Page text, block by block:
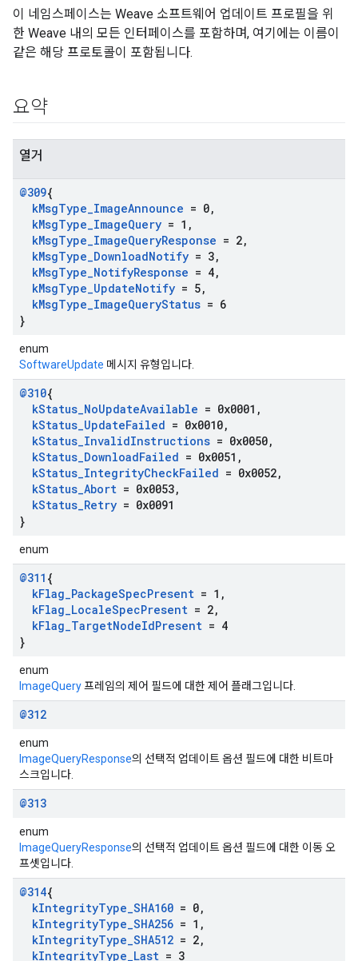
이 네임스페이스는 Weave 소프트웨어 업데이트 프로필을 위
한 Weave 내의 모든 인터페이스를 포함하며, 여기에는 이름이
같은 해당 프로토콜이 포함됩니다.
요약
열거
@309{
kMsgType_ImageAnnounce = 0,
kMsgType_ImageQuery = 1 ,
kMsgType_ImageQueryResponse = 2,
kMsgType_DownloadNotify = 3,
kMsgType_NotifyResponse = 4,
kMsgType_UpdateNotify = 5,
kMsgType_ImageQueryStatus = 6
}
enum
SoftwareUpdate 메시지 유형입니다.
@310{
kStatus_NoUpdateAvailable = 0x0001 ,
kStatus_UpdateFailed = 0x0010,
kStatus_InvalidInstructions = 0x0050,
kStatus_DownloadFailed = 0x0051 ,
kStatus_IntegrityCheckFailed = 0x0052,
kStatus_Abort = 0x0053,
kStatus_Retry = 0x0091
}
enum
@311 {
kFlag_PackageSpecPresent = 1 ,
kFlag_LocaleSpecPresent = 2,
kFlag_TargetNodeIdPresent = 4
}
enum
ImageQuery프레임의 제어 필드에 대한 제어 플래그입니다.
@312
enum
ImageQueryResponse의 선택적 업데이트 옵션 필드에 대한 비트마
스크입니다.
@313
enum
ImageQueryResponse의 선택적 업데이트 옵션 필드에 대한 이동 오
프셋입니다.
@314{
kIntegrityType_SHA160 = 0,
kIntegrityType_SHA256 = 1 ,
kIntegrityType_SHA512 = 2,
kIntegrityType_Last = 3